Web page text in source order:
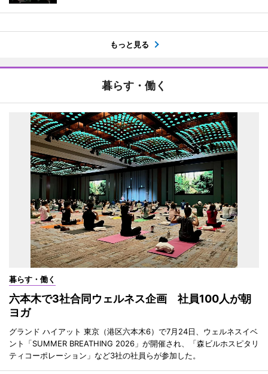
もっと見る
暮らす・働く
暮らす・働く
六本木で3社合同ウェルネス企画 社員100人が朝
ヨガ
グランド ハイアット 東京（港区六本木6）で7月24日、ウェルネスイベ
ント「SUMMER BREATHING 2026」が開催され、「森ビルホスピタリ
ティコーポレーション」など3社の社員らが参加した。